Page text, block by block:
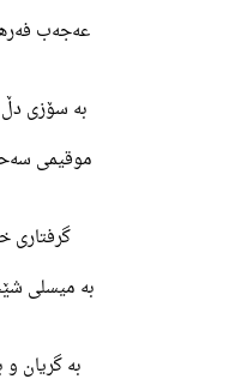
عەجەب
بە سۆزی
موقیمی
گرفتاری
بە میسلی
بە گریان